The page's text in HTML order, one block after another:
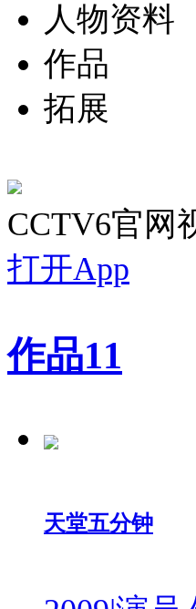
人物资料
作品
拓展
CCTV6官网
打开App
作品11
天堂五分钟